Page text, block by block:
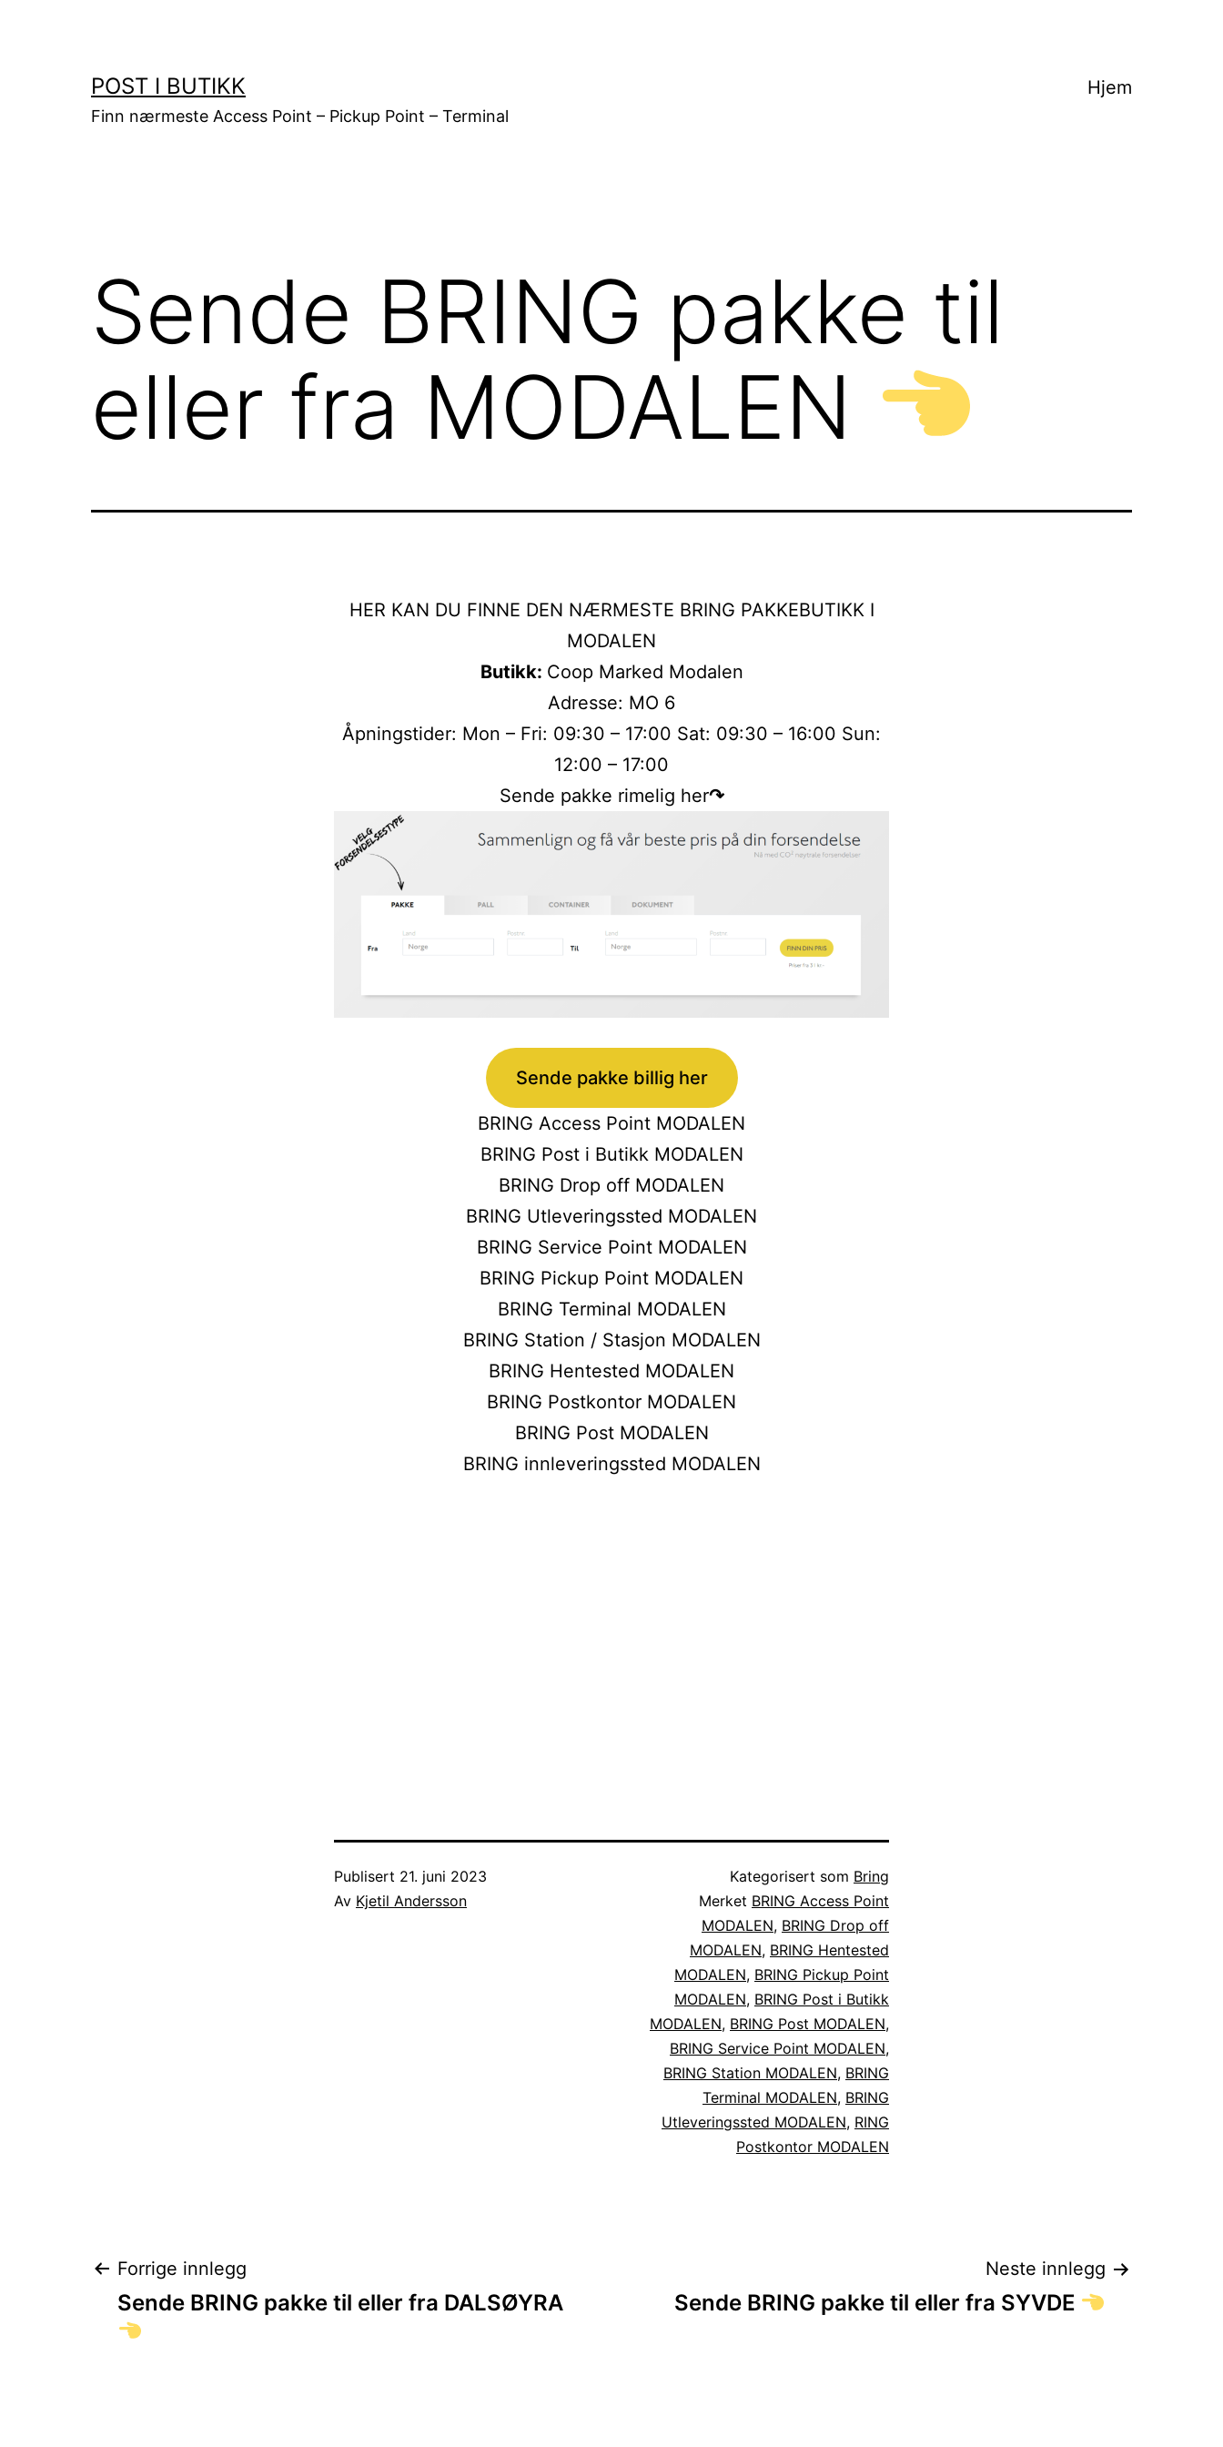
POST I BUTIKK
Finn nærmeste Access Point – Pickup Point – Terminal
Hjem
Sende BRING pakke til
eller fra MODALEN
HER KAN DU FINNE DEN NÆRMESTE BRING PAKKEBUTIKK I
MODALEN
Butikk: Coop Marked Modalen
Adresse: MO 6
Åpningstider: Mon – Fri: 09:30 – 17:00 Sat: 09:30 – 16:00 Sun:
12:00 – 17:00
Sende pakke rimelig her↷
Sende pakke billig her
BRING Access Point MODALEN
BRING Post i Butikk MODALEN
BRING Drop off MODALEN
BRING Utleveringssted MODALEN
BRING Service Point MODALEN
BRING Pickup Point MODALEN
BRING Terminal MODALEN
BRING Station / Stasjon MODALEN
BRING Hentested MODALEN
BRING Postkontor MODALEN
BRING Post MODALEN
BRING innleveringssted MODALEN
Publisert 21. juni 2023
Av Kjetil Andersson
Kategorisert som Bring
Merket BRING Access Point
MODALEN, BRING Drop off
MODALEN, BRING Hentested
MODALEN, BRING Pickup Point
MODALEN, BRING Post i Butikk
MODALEN, BRING Post MODALEN,
BRING Service Point MODALEN,
BRING Station MODALEN, BRING
Terminal MODALEN, BRING
Utleveringssted MODALEN, RING
Postkontor MODALEN
Innleggsnavigasjon
Forrige innlegg
Sende BRING pakke til eller fra DALSØYRA
Neste innlegg
Sende BRING pakke til eller fra SYVDE